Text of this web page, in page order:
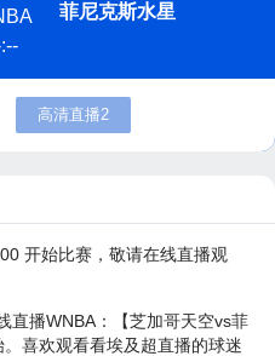
菲尼克斯水星
高清直播2
开始比赛，敬请在线直播观
直播WNBA：【芝加哥天空vs菲
喜欢观看看埃及超直播的球迷